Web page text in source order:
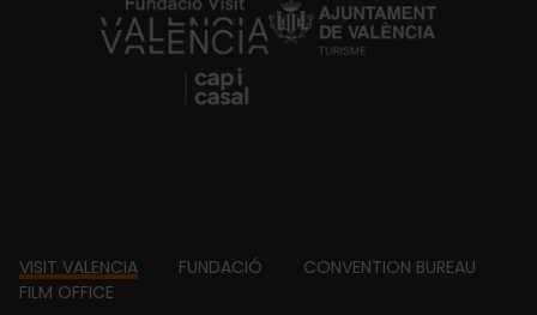
https://fundacion.visitvalencia.com/
Footer
VISIT VALENCIA FUNDACIÓ
CONVENTION BUREAU
FILM OFFICE